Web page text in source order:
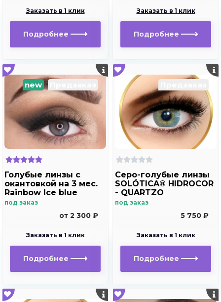
Заказать в 1 клик
Подробнее
Заказать в 1 клик
Подробнее
new
Голубые линзы с
окантовкой на 3 мес.
Rainbow Ice blue
под заказ
от 2 300 ₽
Заказать в 1 клик
Подробнее
Серо-голубые линзы
SOLÓTICA® HIDROCOR
- QUARTZO
под заказ
5 750 ₽
Заказать в 1 клик
Подробнее